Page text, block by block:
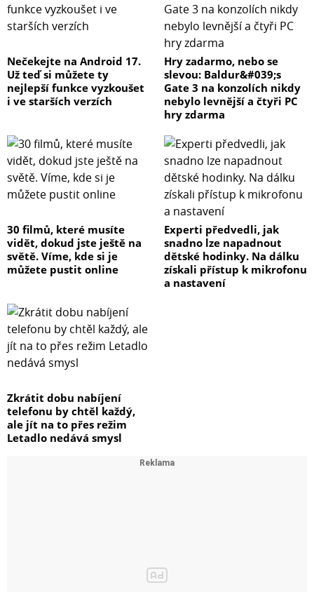
Nečekejte na Android 17.
Už teď si můžete ty
nejlepší funkce vyzkoušet
i ve starších verzích
Hry zadarmo, nebo se
slevou: Baldur&#039;s
Gate 3 na konzolích nikdy
nebylo levnější a čtyři PC
hry zdarma
30 filmů, které musíte
vidět, dokud jste ještě na
světě. Víme, kde si je
můžete pustit online
Experti předvedli, jak
snadno lze napadnout
dětské hodinky. Na dálku
získali přístup k mikrofonu
a nastavení
Zkrátit dobu nabíjení
telefonu by chtěl každý,
ale jít na to přes režim
Letadlo nedává smysl